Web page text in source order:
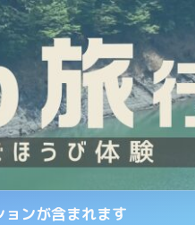
ンが含まれます